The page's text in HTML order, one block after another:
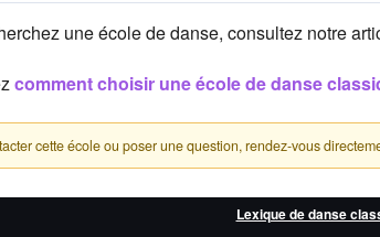
une école de danse, consultez notre
comment choisir une école de danse
cette école ou poser une question, rendez-vous
Lexique de danse